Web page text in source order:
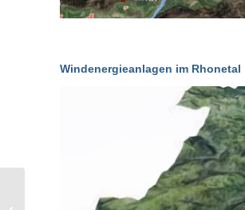
Windenergieanlagen im Rhonetal
Freiheit geniessen mit